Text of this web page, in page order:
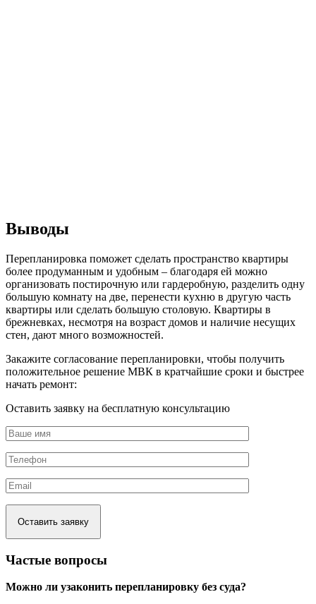
Выводы
Перепланировка поможет сделать пространство квартиры
более продуманным и удобным – благодаря ей можно
организовать постирочную или гардеробную, разделить одну
большую комнату на две, перенести кухню в другую часть
квартиры или сделать большую столовую. Квартиры в
брежневках, несмотря на возраст домов и наличие несущих
стен, дают много возможностей.
Закажите согласование перепланировки, чтобы получить
положительное решение МВК в кратчайшие сроки и быстрее
начать ремонт:
Оставить заявку на бесплатную консультацию
Частые вопросы
Можно ли узаконить перепланировку без суда?